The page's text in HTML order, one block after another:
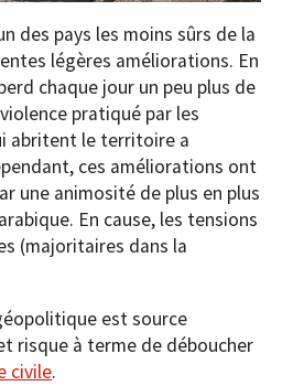
des pays les moins sûrs de la
légères améliorations. En
chaque jour un peu plus de
pratiqué par les
abritent le territoire a
ces améliorations ont
une animosité de plus en plus
En cause, les tensions
(majoritaires dans la
est source
risque à terme de déboucher
civile.